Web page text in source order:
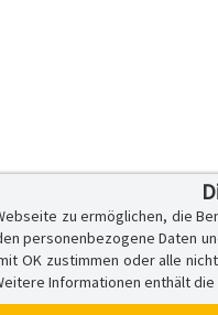
zu ermöglichen, die
personenbezogene Daten
OK zustimmen oder alle
Informationen enthält die